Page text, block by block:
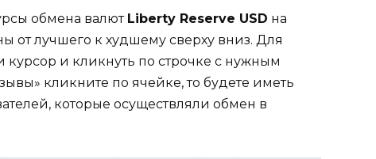
обмена валют Liberty Reserve USD на
от лучшего к худшему сверху вниз. Для
курсор и кликнуть по строчке с нужным
кликните по ячейке, то будете иметь
которые осуществляли обмен в